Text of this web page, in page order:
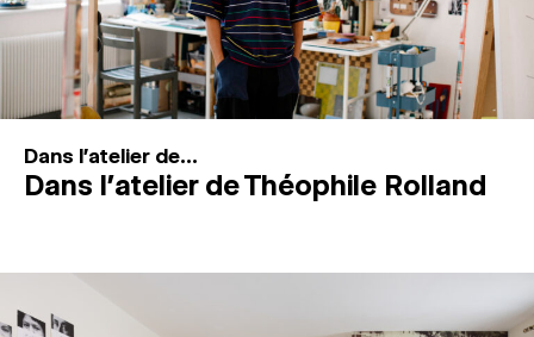
Recherche
Connexion
Dans l'atelier de...
Dans l’atelier de Théophile Rolland